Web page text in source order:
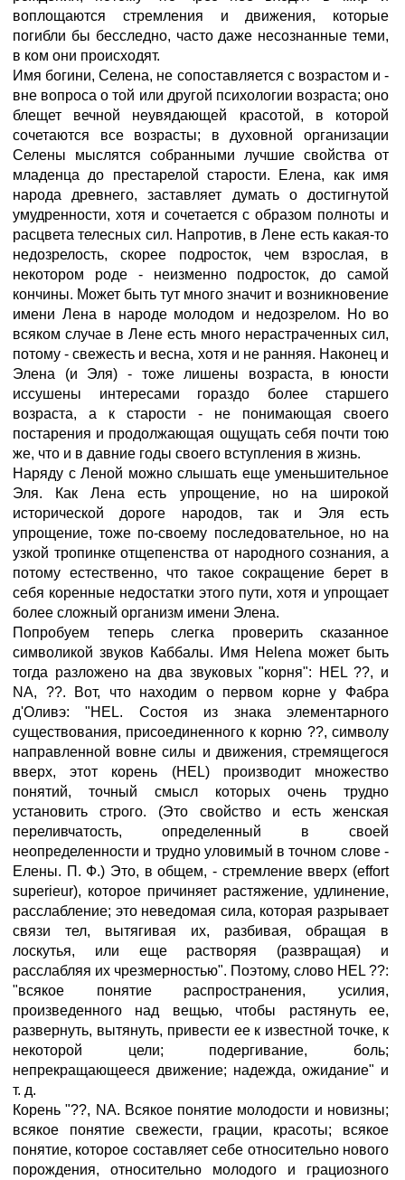
воплощаются стремления и движения, которые
погибли бы бесследно, часто даже несознанные теми,
в ком они происходят.
Имя богини, Селена, не сопоставляется с возрастом и -
вне вопроса о той или другой психологии возраста; оно
блещет вечной неувядающей красотой, в которой
сочетаются все возрасты; в духовной организации
Селены мыслятся собранными лучшие свойства от
младенца до престарелой старости. Елена, как имя
народа древнего, заставляет думать о достигнутой
умудренности, хотя и сочетается с образом полноты и
расцвета телесных сил. Напротив, в Лене есть какая-то
недозрелость, скорее подросток, чем взрослая, в
некотором роде - неизменно подросток, до самой
кончины. Может быть тут много значит и возникновение
имени Лена в народе молодом и недозрелом. Но во
всяком случае в Лене есть много нерастраченных сил,
потому - свежесть и весна, хотя и не ранняя. Наконец и
Элена (и Эля) - тоже лишены возраста, в юности
иссушены интересами гораздо более старшего
возраста, а к старости - не понимающая своего
постарения и продолжающая ощущать себя почти тою
же, что и в давние годы своего вступления в жизнь.
Наряду с Леной можно слышать еще уменьшительное
Эля. Как Лена есть упрощение, но на широкой
исторической дороге народов, так и Эля есть
упрощение, тоже по-своему последовательное, но на
узкой тропинке отщепенства от народного сознания, а
потому естественно, что такое сокращение берет в
себя коренные недостатки этого пути, хотя и упрощает
более сложный организм имени Элена.
Попробуем теперь слегка проверить сказанное
символикой звуков Каббалы. Имя Helena может быть
тогда разложено на два звуковых "корня": HEL ??, и
NA, ??. Вот, что находим о первом корне у Фабра
д'Оливэ: "HEL. Состоя из знака элементарного
существования, присоединенного к корню ??, символу
направленной вовне силы и движения, стремящегося
вверх, этот корень (HEL) производит множество
понятий, точный смысл которых очень трудно
установить строго. (Это свойство и есть женская
переливчатость, определенный в своей
неопределенности и трудно уловимый в точном слове -
Елены. П. Ф.) Это, в общем, - стремление вверх (effort
superieur), которое причиняет растяжение, удлинение,
расслабление; это неведомая сила, которая разрывает
связи тел, вытягивая их, разбивая, обращая в
лоскутья, или еще растворяя (развращая) и
расслабляя их чрезмерностью". Поэтому, слово HEL ??:
"всякое понятие распространения, усилия,
произведенного над вещью, чтобы растянуть ее,
развернуть, вытянуть, привести ее к известной точке, к
некоторой цели; подергивание, боль;
непрекращающееся движение; надежда, ожидание" и
т. д.
Корень "??, NA. Всякое понятие молодости и новизны;
всякое понятие свежести, грации, красоты; всякое
понятие, которое составляет себе относительно нового
порождения, относительно молодого и грациозного